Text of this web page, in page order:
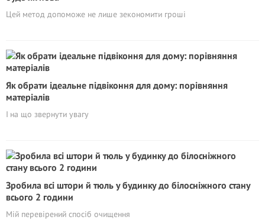
Цей метод допоможе не лише зекономити гроші
Як обрати ідеальне підвіконня для дому: порівняння
матеріалів
І на що звернути увагу
Зробила всі штори й тюль у будинку до білосніжного стану
всього 2 години
Мій перевірений спосіб очищення